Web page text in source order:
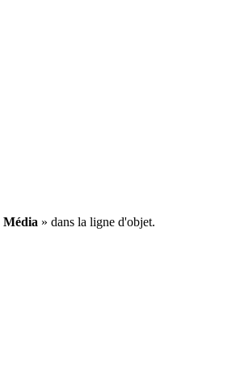
Média » dans la ligne d'objet.